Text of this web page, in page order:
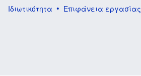
Ιδιωτικότητα
Επιφάνεια εργασίας